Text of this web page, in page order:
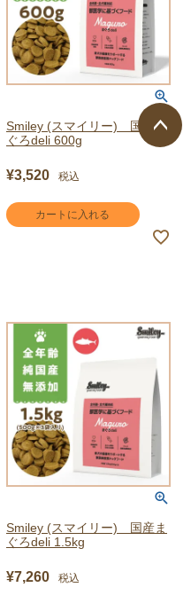
Smiley (スマイリー) 国産ま
ぐろdeli 600g
¥3,520 税込
カートに入れる
Smiley (スマイリー) 国産ま
ぐろdeli 1.5kg
¥7,260 税込